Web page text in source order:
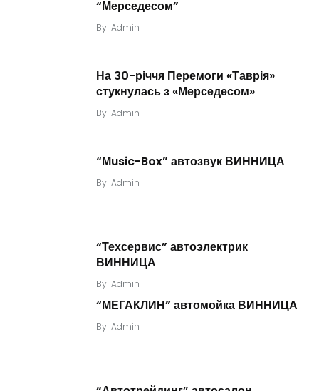
“Мерседесом”
By Admin
На 30-річчя Перемоги «Таврія»
стукнулась з «Мерседесом»
By Admin
“Мusic-Box” автозвук ВИННИЦА
By Admin
“Техсервис” автоэлектрик
ВИННИЦА
By Admin
“МЕГАКЛИН” автомойка ВИННИЦА
By Admin